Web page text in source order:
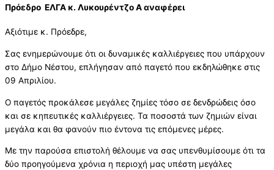
Πρόεδρο ΕΛΓΑ κ. Λυκουρέντζο Α αναφέρει
Αξιότιμε κ. Πρόεδρε,
Σας ενημερώνουμε ότι οι δυναμικές καλλιέργειες που υπάρχουν
στο Δήμο Νέστου, επλήγησαν από παγετό που εκδηλώθηκε στις
09 Απριλίου.
Ο παγετός προκάλεσε μεγάλες ζημίες τόσο σε δενδρώδεις όσο
και σε κηπευτικές καλλιέργειες. Τα ποσοστά των ζημιών είναι
μεγάλα και θα φανούν πιο έντονα τις επόμενες μέρες.
Με την παρούσα επιστολή θέλουμε να σας υπενθυμίσουμε ότι τα
δύο προηγούμενα χρόνια η περιοχή μας υπέστη μεγάλες